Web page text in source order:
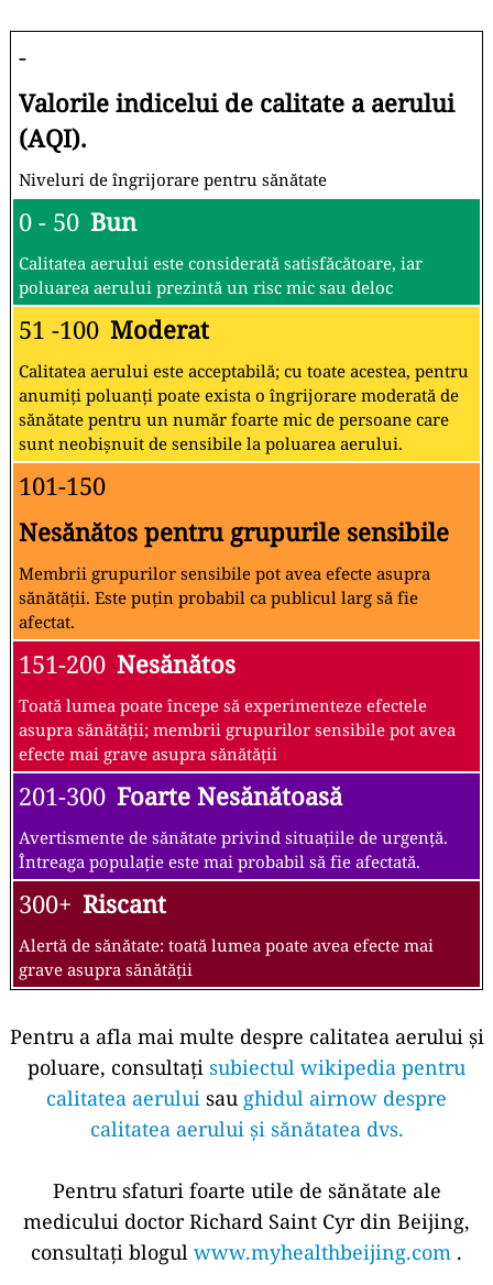
-
Valorile indicelui de calitate a aerului
(AQI).
Niveluri de îngrijorare pentru sănătate
0 - 50 Bun
Calitatea aerului este considerată satisfăcătoare, iar
poluarea aerului prezintă un risc mic sau deloc
51 -100 Moderat
Calitatea aerului este acceptabilă; cu toate acestea, pentru
anumiți poluanți poate exista o îngrijorare moderată de
sănătate pentru un număr foarte mic de persoane care
sunt neobișnuit de sensibile la poluarea aerului.
101-150
Nesănătos pentru grupurile sensibile
Membrii grupurilor sensibile pot avea efecte asupra
sănătății. Este puțin probabil ca publicul larg să fie
afectat.
151-200 Nesănătos
Toată lumea poate începe să experimenteze efectele
asupra sănătății; membrii grupurilor sensibile pot avea
efecte mai grave asupra sănătății
201-300 Foarte Nesănătoasă
Avertismente de sănătate privind situațiile de urgență.
Întreaga populație este mai probabil să fie afectată.
300+ Riscant
Alertă de sănătate: toată lumea poate avea efecte mai
grave asupra sănătății
Pentru a afla mai multe despre calitatea aerului și
poluare, consultați subiectul wikipedia pentru
calitatea aerului sau ghidul airnow despre
calitatea aerului și sănătatea dvs.
Pentru sfaturi foarte utile de sănătate ale
medicului doctor Richard Saint Cyr din Beijing,
consultați blogul www.myhealthbeijing.com .